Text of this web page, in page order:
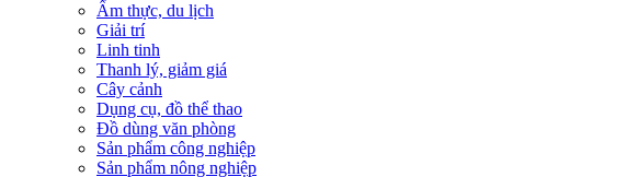
Ẩm thực, du lịch
Giải trí
Linh tinh
Thanh lý, giảm giá
Cây cảnh
Dụng cụ, đồ thể thao
Đồ dùng văn phòng
Sản phẩm công nghiệp
Sản phẩm nông nghiệp